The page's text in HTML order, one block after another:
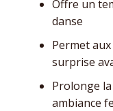
Offre un
danse
Permet
surprise
Prolonge
ambiance